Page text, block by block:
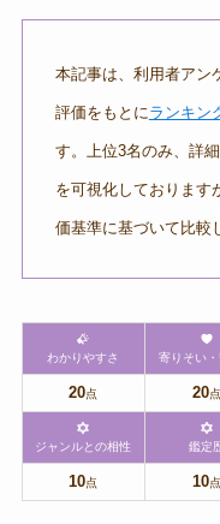
本記事は、利用者アン
評価をもとにランキン
す。上位3名のみ、詳
を可視化しております
価基準に基づいて比較
わかりやすさ 寄りそい
20点 20点
ジャンルとの相性 鑑定
10点 10点